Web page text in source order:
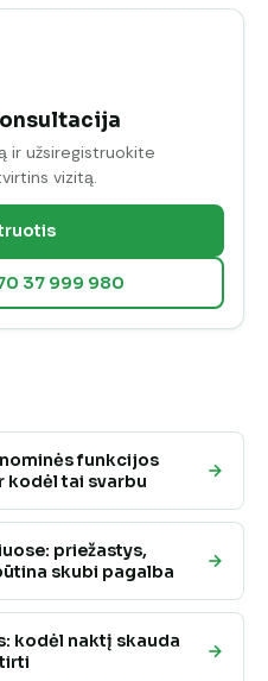
ir užsiregistruokite
vizitą.
37 999 980
funkcijos
kodėl tai svarbu
priežastys,
skubi pagalba
kodėl naktį skauda